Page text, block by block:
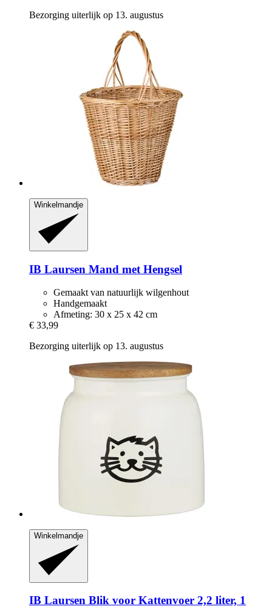
Bezorging uiterlijk op 13. augustus
Winkelmandje
IB Laursen Mand met Hengsel
Gemaakt van natuurlijk wilgenhout
Handgemaakt
Afmeting: 30 x 25 x 42 cm
€ 33,99
Bezorging uiterlijk op 13. augustus
Winkelmandje
IB Laursen Blik voor Kattenvoer 2,2 liter, 1